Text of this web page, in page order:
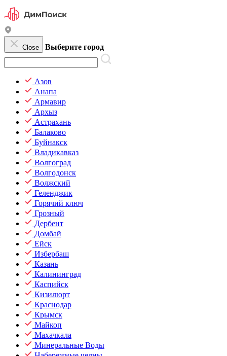
Close Выберите город
Азов
Анапа
Армавир
Архыз
Астрахань
Балаково
Буйнакск
Владикавказ
Волгоград
Волгодонск
Волжский
Геленджик
Горячий ключ
Грозный
Дербент
Домбай
Ейск
Избербаш
Казань
Калининград
Каспийск
Кизилюрт
Краснодар
Крымск
Майкоп
Махачкала
Минеральные Воды